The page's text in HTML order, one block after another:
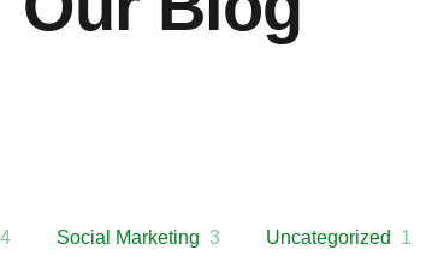
4 Social Marketing 3 Uncategorized 1